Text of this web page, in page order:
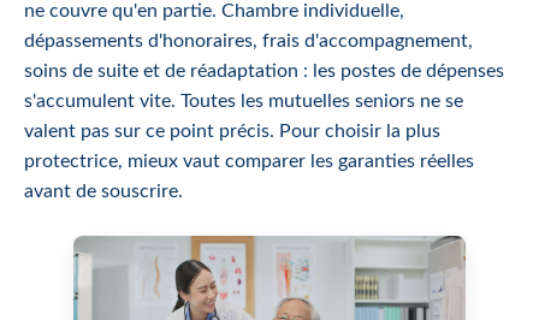
ne couvre qu'en partie. Chambre individuelle,
dépassements d'honoraires, frais d'accompagnement,
soins de suite et de réadaptation : les postes de dépenses
s'accumulent vite. Toutes les mutuelles seniors ne se
valent pas sur ce point précis. Pour choisir la plus
protectrice, mieux vaut comparer les garanties réelles
avant de souscrire.